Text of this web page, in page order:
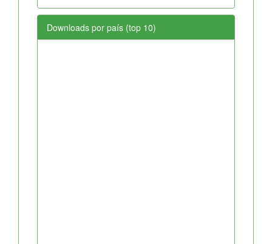
Downloads por país (top 10)